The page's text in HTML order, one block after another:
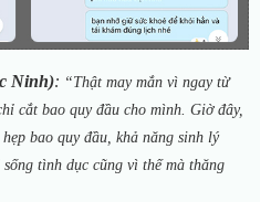
Ninh): “Thật may mắn vì ngay từ
cắt bao quy đầu cho mình. Giờ đây,
bao quy đầu, khả năng sinh lý
tình dục cũng vì thế mà thăng